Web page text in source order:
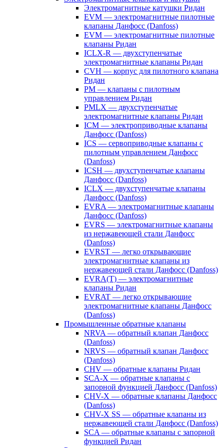
Электромагнитные катушки Ридан
EVM — электромагнитные пилотные
клапаны Данфосс (Danfoss)
EVM — электромагнитные пилотные
клапаны Ридан
ICLX-R — двухступенчатые
электромагнитные клапаны Ридан
CVH — корпус для пилотного клапана
Ридан
PM — клапаны с пилотным
управлением Ридан
PMLX — двухступенчатые
электромагнитные клапаны Ридан
ICM — электроприводные клапаны
Данфосс (Danfoss)
ICS — сервоприводные клапаны с
пилотным управлением Данфосс
(Danfoss)
ICSH — двухступенчатые клапаны
Данфосс (Danfoss)
ICLX — двухступенчатые клапаны
Данфосс (Danfoss)
EVRA — электромагнитные клапаны
Данфосс (Danfoss)
EVRS — электромагнитные клапаны
из нержавеющей стали Данфосс
(Danfoss)
EVRST — легко открывающие
электромагнитные клапаны из
нержавеющей стали Данфосс (Danfoss)
EVRA(T) — электромагнитные
клапаны Ридан
EVRAT — легко открывающие
электромагнитные клапаны Данфосс
(Danfoss)
Промышленные обратные клапаны
NRVA — обратный клапан Данфосс
(Danfoss)
NRVS — обратный клапан Данфосс
(Danfoss)
CHV — обратные клапаны Ридан
SCA-X — обратные клапаны с
запорной функцией Данфосс (Danfoss)
CHV-X — обратные клапаны Данфосс
(Danfoss)
CHV-X SS — обратные клапаны из
нержавеющей стали Данфосс (Danfoss)
SCA — обратные клапаны с запорной
функцией Ридан